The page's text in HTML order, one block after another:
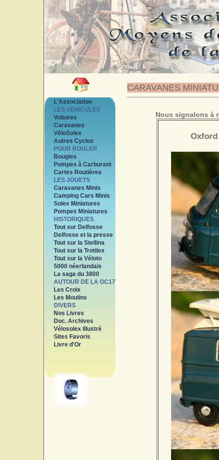
CARAVANES
L'Association
LES VEHICULES
Voitures
Caravanes
VéloSolex
Autres Cyclos
POUR ROULER
Bougies
Pompes à Carburant
Cartes Routières
LES JOUETS
Caravanes Minis
Camping Cars Minis
Solex Miniatures
Pompes Miniatures
HISTORIQUES
Tout sur Delfosse
Delfosse et la presse
Tout sur la Stellina
Tout sur la Trotilex
Tout sur la Véloto
5000 néerlandais
La saga du 3800
AUTOUR DE LA GC17
Les Croix
Les Moulins
DIVERS
Nos Livres
Doc. Archives
Vélosolex Illustré
Sites Favoris
Livre d'Or
Nous signalons à
Oxford